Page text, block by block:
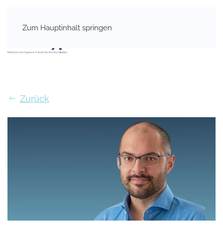
Zum Hauptinhalt springen
Zurück